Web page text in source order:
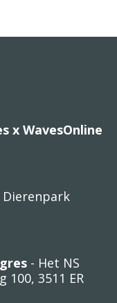
x WavesOnline
Dierenpark
- Het NS
3511 ER